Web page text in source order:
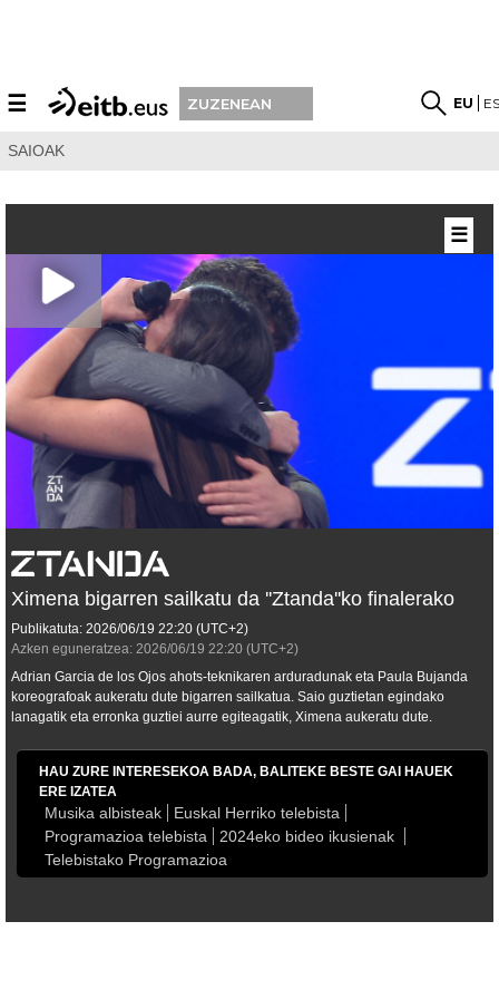
☰ ZUZENEAN EU
SAIOAK
Ximena bigarren sailkatu da ''Ztanda''ko finalerako
Publikatuta: 2026/06/19 22:20 (UTC+2)
Azken eguneratzea: 2026/06/19 22:20 (UTC+2)
Adrian Garcia de los Ojos ahots-teknikaren arduradunak eta Paula Bujanda
koreografoak aukeratu dute bigarren sailkatua. Saio guztietan egindako
lanagatik eta erronka guztiei aurre egiteagatik, Ximena aukeratu dute.
HAU ZURE INTERESEKOA BADA, BALITEKE BESTE GAI HAUEK
ERE IZATEA
Musika albisteak
Euskal Herriko telebista
Programazioa telebista
2024eko bideo ikusienak
Telebistako Programazioa
☰